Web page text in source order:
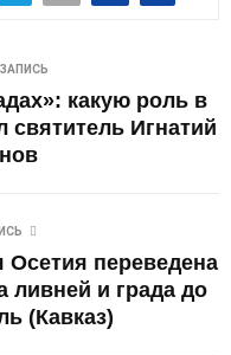
какую роль в
святитель Игнатий
переведена
ливней и града до
(Кавказ)